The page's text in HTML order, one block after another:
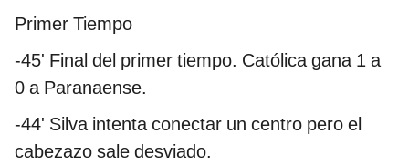
Primer Tiempo
-45' Final del primer tiempo. Católica gana 1 a
0 a Paranaense.
-44' Silva intenta conectar un centro pero el
cabezazo sale desviado.